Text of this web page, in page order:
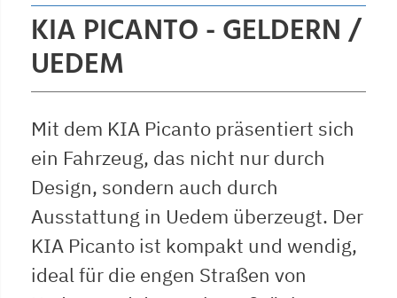
KIA PICANTO - GELDERN /
UEDEM
Mit dem KIA Picanto präsentiert sich
ein Fahrzeug, das nicht nur durch
Design, sondern auch durch
Ausstattung in Uedem überzeugt. Der
KIA Picanto ist kompakt und wendig,
ideal für die engen Straßen von